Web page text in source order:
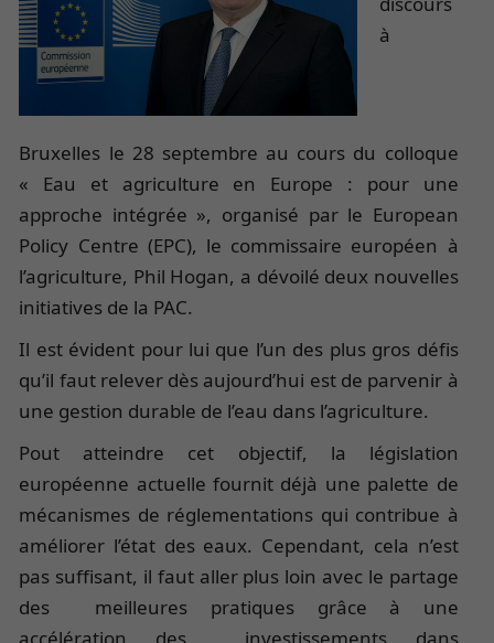
à
Bruxelles le 28 septembre au cours du colloque
« Eau et agriculture en Europe : pour une
approche intégrée », organisé par le European
Policy Centre (EPC), le commissaire européen à
l’agriculture, Phil Hogan, a dévoilé deux nouvelles
initiatives de la PAC.
Il est évident pour lui que l’un des plus gros défis
qu’il faut relever dès aujourd’hui est de parvenir à
une gestion durable de l’eau dans l’agriculture.
Pout atteindre cet objectif, la législation
européenne actuelle fournit déjà une palette de
mécanismes de réglementations qui contribue à
améliorer l’état des eaux. Cependant, cela n’est
pas suffisant, il faut aller plus loin avec le partage
des meilleures pratiques grâce à une